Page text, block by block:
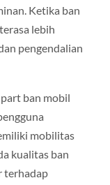
Ketika ban
lebih
pengendalian
ban mobil
mobilitas
kualitas ban
terhadap